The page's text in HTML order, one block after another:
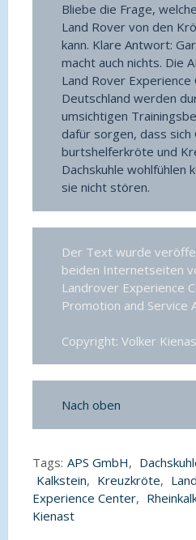
Bliebe die Frage,
Land Rover von den
kann. Klare Antwort:
macht auch nichts. Die
Land Rover Experience
Deutschland werden
umsichtigen
dafür sorgen, dass sich
burtshelferkröte und
Dachskuhle wohlfühlen
sie nicht stören.
Der Text wurde
beiden Internetseiten
Landrover Experience
Promotion and Service
Copyright: Volker
Nach oben
Tags: APS GmbH,
Kalkstein, Kreuzkröte,
Experience Center,
Kienast